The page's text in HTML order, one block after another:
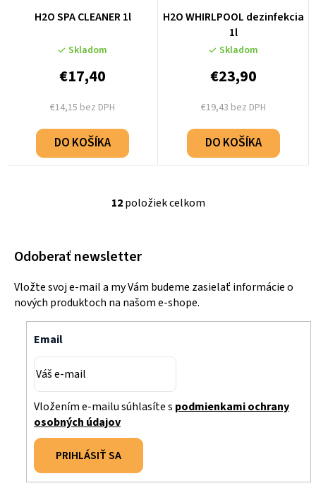
H2O SPA CLEANER 1l
Skladom
€14,15 bez DPH
€17,40
DO KOŠÍKA
H2O WHIRLPOOL dezinfekcia
1l
Skladom
€19,43 bez DPH
€23,90
DO KOŠÍKA
O
a
c
p
v
k
p
12položiek celkom
Odoberať newsletter
Vložte svoj e-mail a my Vám budeme zasielať informácie o
nových produktoch na našom e-shope.
Email
Vložením e-mailu súhlasíte s podmienkami ochrany
osobných údajov
PRIHLÁSIŤ SA